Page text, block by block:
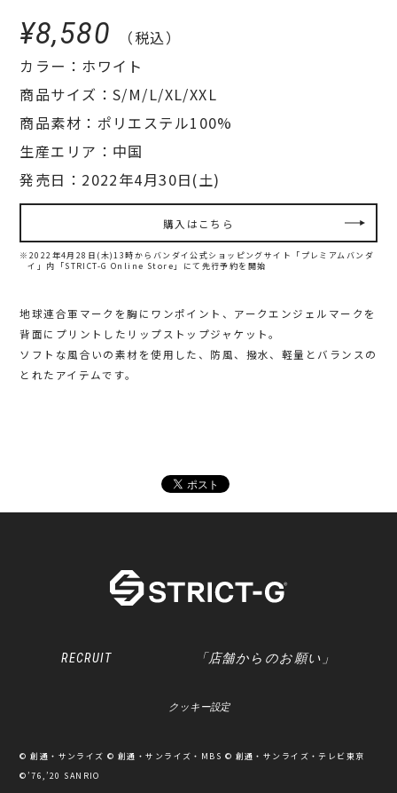
¥8,580
（税込）
カラー：ホワイト
商品サイズ：S/M/L/XL/XXL
商品素材：ポリエステル100%
生産エリア：中国
発売日：2022年4月30日(土)
購入はこちら
※2022年4月28日(木)13時からバンダイ公式ショッピングサイト「プレミアムバンダ
イ」内
「STRICT-G Online Store」にて先行予約を開始
地球連合軍マークを胸にワンポイント、アークエンジェルマークを
背面にプリントしたリップストップジャケット。
ソフトな風合いの素材を使用した、防風、撥水、軽量とバランスの
とれたアイテムです。
RECRUIT 「店舗からのお願い」
クッキー設定
© 創通・サンライズ © 創通・サンライズ・MBS © 創通・サンライズ・テレビ東京
©’76,’20 SANRIO